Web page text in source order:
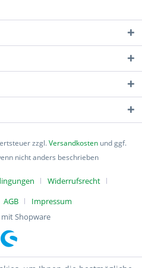
zzgl.Versandkosten und ggf.
nicht anders beschrieben
Widerrufsrecht
AGB
Impressum
mit Shopware